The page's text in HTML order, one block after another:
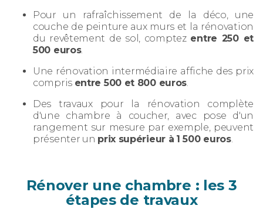
Pour un rafraîchissement de la déco, une
couche de peinture aux murs et la rénovation
du revêtement de sol, comptez entre 250 et
500 euros.
Une rénovation intermédiaire affiche des prix
compris entre 500 et 800 euros
Des travaux pour la rénovation complète
d'une chambre à coucher, avec pose d'un
rangement sur mesure par exemple, peuvent
présenter un prix supérieur à 1 500 euros.
Rénover une chambre : les 3
étapes de travaux